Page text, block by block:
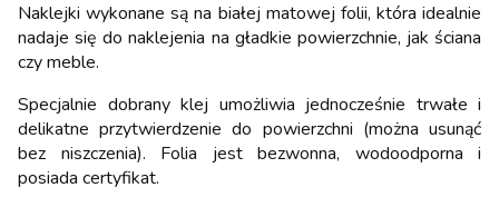
Naklejki wykonane są na białej matowej folii, która idealnie
nadaje się do naklejenia na gładkie powierzchnie, jak ściana
czy meble.
Specjalnie dobrany klej umożliwia jednocześnie trwałe i
delikatne przytwierdzenie do powierzchni (można usunąć
bez niszczenia). Folia jest bezwonna, wodoodporna i
posiada certyfikat.